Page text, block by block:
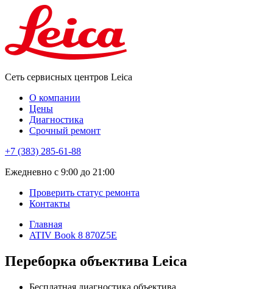
Сеть сервисных центров Leica
О компании
Цены
Диагностика
Срочный ремонт
+7 (383) 285-61-88
Eжедневно с 9:00 до 21:00
Проверить статус ремонта
Контакты
Главная
ATIV Book 8 870Z5E
Переборка объектива Leica
Бесплатная диагностика объектива